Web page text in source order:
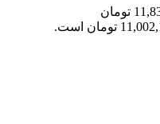
قیمت اصلی 11,830,300 تومان